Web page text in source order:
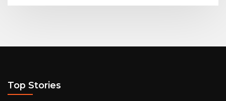
Top Stories